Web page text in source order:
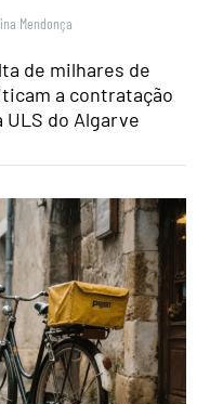
Mendonça
de milhares de
a contratação
do Algarve